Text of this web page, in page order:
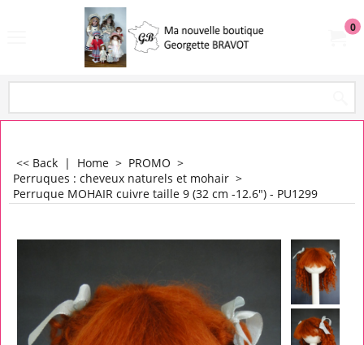
0
<< Back | Home > PROMO >
Perruques : cheveux naturels et mohair >
Perruque MOHAIR cuivre taille 9 (32 cm -12.6") - PU1299